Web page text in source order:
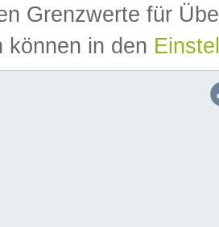
Grenzwerte für
können in den